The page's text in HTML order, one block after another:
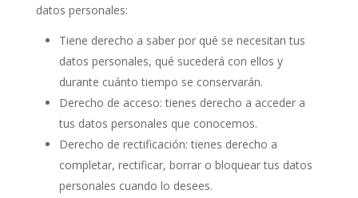
datos personales:
Tiene derecho a saber por qué se necesitan tus
datos personales, qué sucederá con ellos y
durante cuánto tiempo se conservarán.
Derecho de acceso: tienes derecho a acceder a
tus datos personales que conocemos.
Derecho de rectificación: tienes derecho a
completar, rectificar, borrar o bloquear tus datos
personales cuando lo desees.